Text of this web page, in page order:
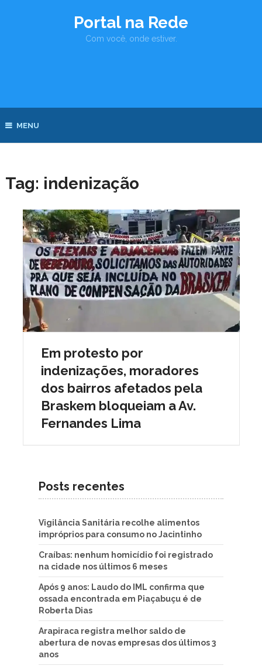
Portal na Rede
Com você, onde estiver.
MENU
Tag: indenização
Em protesto por
indenizações, moradores
dos bairros afetados pela
Braskem bloqueiam a Av.
Fernandes Lima
Posts recentes
Vigilância Sanitária recolhe alimentos
impróprios para consumo no Jacintinho
Craíbas: nenhum homicídio foi registrado
na cidade nos últimos 6 meses
Após 9 anos: Laudo do IML confirma que
ossada encontrada em Piaçabuçu é de
Roberta Dias
Arapiraca registra melhor saldo de
abertura de novas empresas dos últimos 3
anos